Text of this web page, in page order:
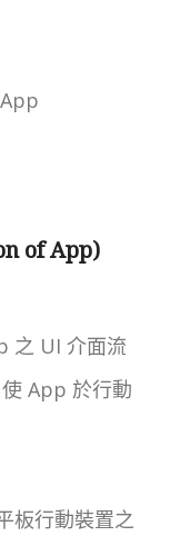
of App)
之 UI 介面流
App 於行動
板行動裝置之